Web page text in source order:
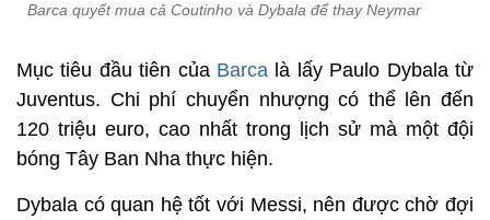
Barca quyết mua cả Coutinho và Dybala để thay Neymar
Mục tiêu đầu tiên của Barca là lấy Paulo Dybala từ
Juventus. Chi phí chuyển nhượng có thể lên đến
120 triệu euro, cao nhất trong lịch sử mà một đội
bóng Tây Ban Nha thực hiện.
Dybala có quan hệ tốt với Messi, nên được chờ đợi